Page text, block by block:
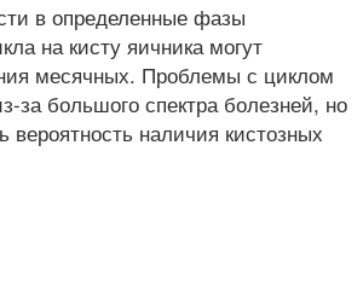
в определенные фазы
на кисту яичника могут
месячных. Проблемы с циклом
за большого спектра болезней, но
вероятность наличия кистозных